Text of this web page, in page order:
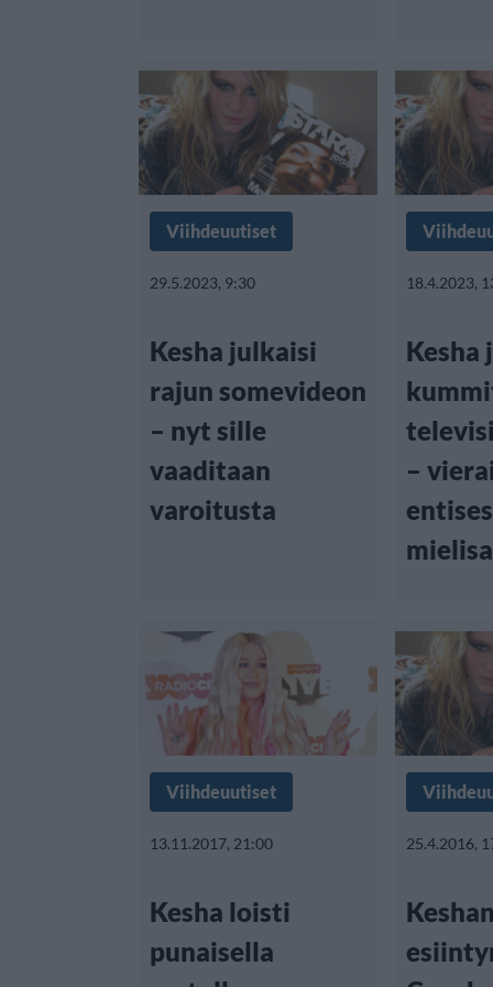
Viihdeuutiset
29.5.2023, 9:30
Kesha julkaisi
rajun somevideon
– nyt sille
vaaditaan
varoitusta
18.4.2023,
Kesha
–
Viihdeuutiset
13.11.2017, 21:00
Kesha loisti
punaisella
25.4.2016,
Keshan